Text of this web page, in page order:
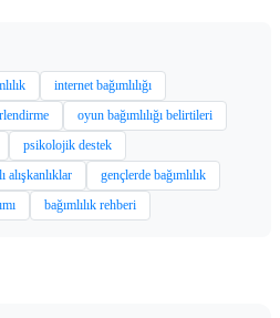
internet bağımlılığı
oyun bağımlılığı belirtileri
psikolojik destek
alışkanlıklar
gençlerde bağımlılık
bağımlılık rehberi